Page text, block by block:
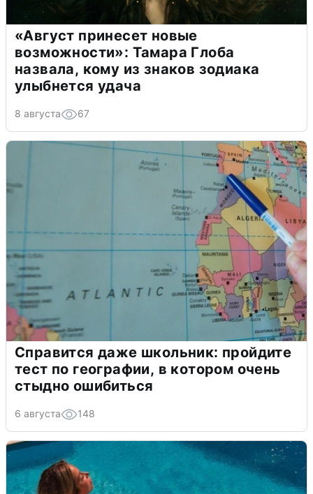
«Август принесет новые
возможности»: Тамара Глоба
назвала, кому из знаков зодиака
улыбнется удача
8 августа 67
Справится даже школьник: пройдите
тест по географии, в котором очень
стыдно ошибиться
6 августа 148